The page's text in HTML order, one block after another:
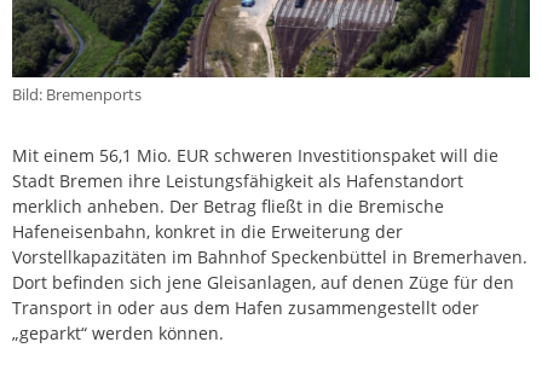
Bild: Bremenports
Mit einem 56,1 Mio. EUR schweren Investitionspaket will die
Stadt Bremen ihre Leistungsfähigkeit als Hafenstandort
merklich anheben. Der Betrag fließt in die Bremische
Hafeneisenbahn, konkret in die Erweiterung der
Vorstellkapazitäten im Bahnhof Speckenbüttel in Bremerhaven.
Dort befinden sich jene Gleisanlagen, auf denen Züge für den
Transport in oder aus dem Hafen zusammengestellt oder
„geparkt“ werden können.